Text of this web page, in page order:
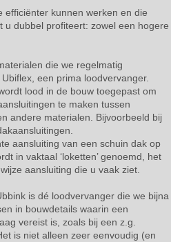
efficiënter kunnen werken en die
dubbel profiteert: zowel een hogere
die we regelmatig
een prima loodvervanger.
lood in de bouw toegepast om
te maken tussen
andere materialen. Bijvoorbeeld bij
aansluiting van een schuin dak op
in vaktaal ‘loketten’ genoemd, het
aansluiting die u vaak ziet.
is dé loodvervanger die we bijna
in bouwdetails waarin een
vereist is, zoals bij een z.g.
is niet alleen zeer eenvoudig (en